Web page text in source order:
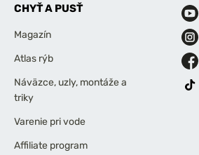
CHYŤ A PUSŤ
Magazín
Atlas rýb
Náväzce, uzly, montáže a
triky
Varenie pri vode
Affiliate program